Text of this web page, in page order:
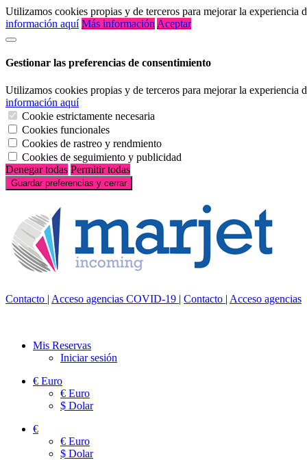
Utilizamos cookies propias y de terceros para mejorar la experiencia
información aquí Más información Aceptar
Gestionar las preferencias de consentimiento
Utilizamos cookies propias y de terceros para mejorar la experiencia
información aquí
Cookie estrictamente necesaria
Cookies funcionales
Cookies de rastreo y rendmiento
Cookies de seguimiento y publicidad
Denegar todas Permitir todas
Guardar preferencias y cerrar
Contacto | Acceso agencias COVID-19 | Contacto | Acceso agencias
Mis Reservas
Iniciar sesión
€ Euro
€ Euro
$ Dolar
€
€ Euro
$ Dolar